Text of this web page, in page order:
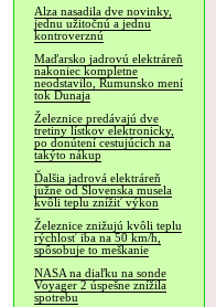
Alza nasadila dve novinky,
jednu užitočnú a jednu
kontroverznú
Maďarsko jadrovú elektráreň
nakoniec kompletne
neodstavilo, Rumunsko mení
tok Dunaja
Železnice predávajú dve
tretiny lístkov elektronicky,
po donútení cestujúcich na
takýto nákup
Ďalšia jadrová elektráreň
južne od Slovenska musela
kvôli teplu znížiť výkon
Železnice znižujú kvôli teplu
rýchlosť iba na 50 km/h,
spôsobuje to meškanie
NASA na diaľku na sonde
Voyager 2 úspešne znížila
spotrebu